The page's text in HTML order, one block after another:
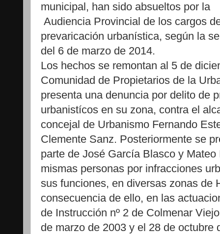
municipal, han sido absueltos por la
Audiencia Provincial de los cargos
prevaricación urbanística, según la
del 6 de marzo de 2014.
Los hechos se remontan al 5 de
Comunidad de Propietarios de la
presenta una denuncia por delito de
urbanistícos en su zona, contra el
concejal de Urbanismo Fernando
Clemente Sanz. Posteriormente se
parte de José García Blasco y
mismas personas por infracciones
sus funciones, en diversas zonas de
consecuencia de ello, en las
de Instrucción nº 2 de Colmenar
de marzo de 2003 y el 28 de octubre